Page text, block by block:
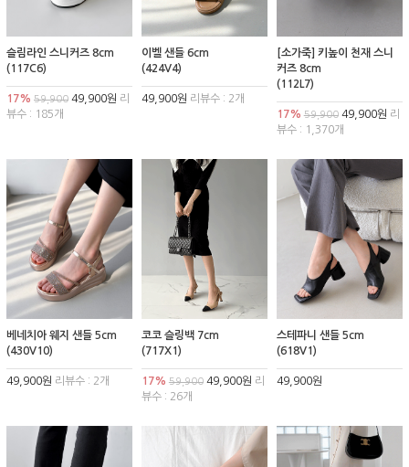
슬림라인 스니커즈 8cm
(117C6)
17% 59,900 49,900원 리
뷰수 : 185개
이벨 샌들 6cm
(424V4)
49,900원 리뷰수 : 2개
[소가죽] 키높이 천재 스니
커즈 8cm
(112L7)
17% 59,90049,900원 리
뷰수 : 1,370개
베네치아 웨지 샌들 5cm
(430V10)
49,900원 리뷰수 : 2개
코코 슬링백 7cm
(717X1)
17% 59,90049,900원 리
뷰수 : 26개
스테파니 샌들 5cm
(618V1)
49,900원